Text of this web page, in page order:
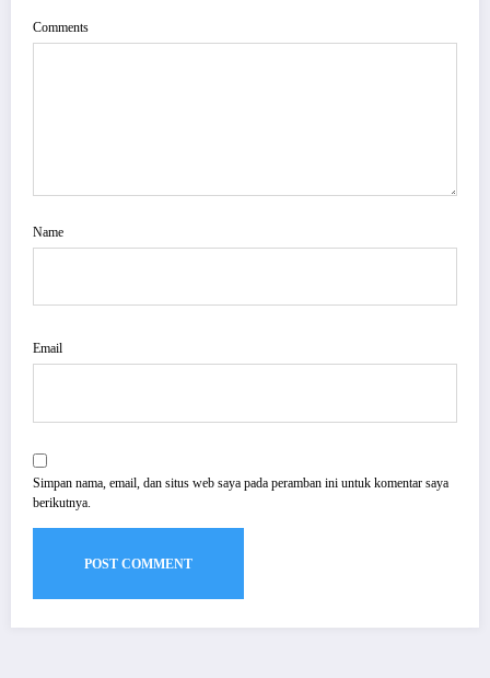
Comments
Name
Email
Simpan nama, email, dan situs web saya pada peramban ini untuk komentar saya
berikutnya.